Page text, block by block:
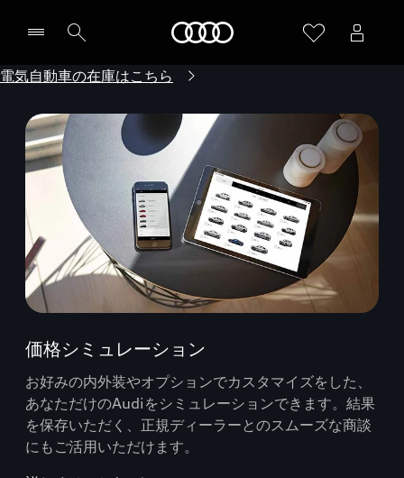
電気自動車の在庫はこちら
価格シミュレーション
お好みの内外装やオプションでカスタマイズをした、
あなただけのAudiをシミュレーションできます。結果
を保存いただく、正規ディーラーとのスムーズな商談
にもご活用いただけます。